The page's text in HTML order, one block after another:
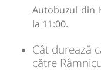
Autobuzul din
la 11:00.
Cât durează
către